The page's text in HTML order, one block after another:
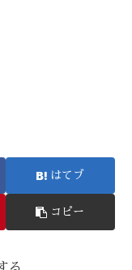
はてブ
コピー